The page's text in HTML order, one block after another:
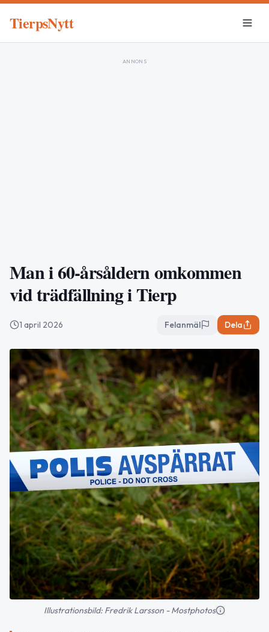
TierpsNytt
ANNONS
Man i 60-årsåldern omkommen
vid trädfällning i Tierp
1 april 2026 Felanmäl Dela
Illustrationsbild: Fredrik Larsson - Mostphotos